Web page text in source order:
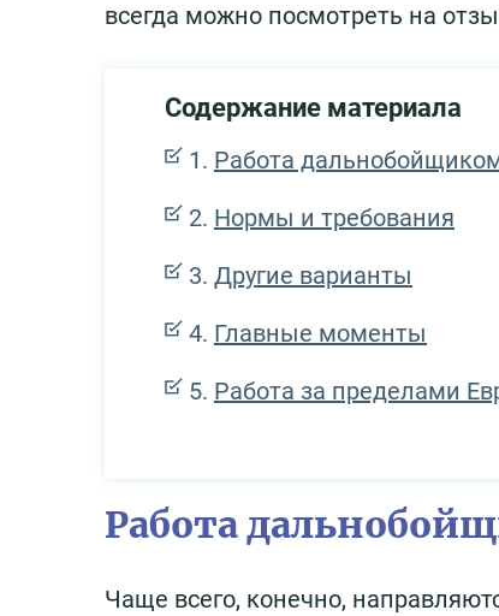
всегда можно посмотреть на
Содержание материала
Работа
Нормы и требования
Другие варианты
Главные моменты
Работа за пределами
Работа
Чаще всего, конечно,